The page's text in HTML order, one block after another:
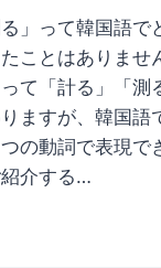
る」って韓国語で
ことはありませ
て「計る」「測
ますが、韓国語
の動詞で表現で
介する…